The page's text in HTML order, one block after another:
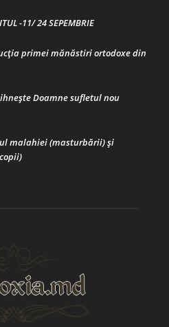
-11/ 24 SEPEMBRIE
primei mănăstiri ortodoxe din
Doamne sufletul nou
malahiei (masturbării) şi